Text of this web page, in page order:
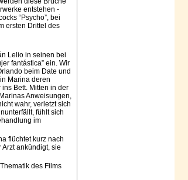
entstehen -
“Psycho”, bei
ersten Drittel des
Lelio in seinen bei
fantástica” ein. Wir
beim Date und
Marina deren
Bett. Mitten in der
Anweisungen,
wahr, verletzt sich
fühlt sich
im
flüchtet kurz nach
ankündigt, sie
des Films